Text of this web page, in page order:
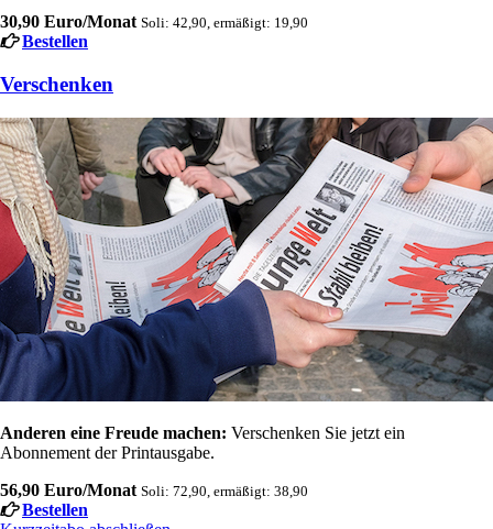
30,90 Euro/Monat Soli: 42,90, ermäßigt: 19,90
Bestellen
Verschenken
Anderen eine Freude machen: Verschenken Sie jetzt ein
Abonnement der Printausgabe.
56,90 Euro/Monat Soli: 72,90, ermäßigt: 38,90
Bestellen